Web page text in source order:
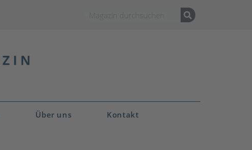
Über uns Kontakt